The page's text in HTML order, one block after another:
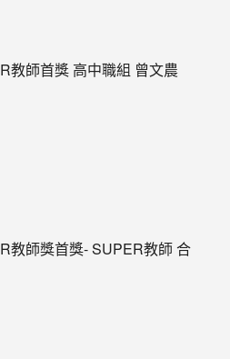
教師首獎 高中職組 曾文農
教師獎首獎- SUPER教師 合